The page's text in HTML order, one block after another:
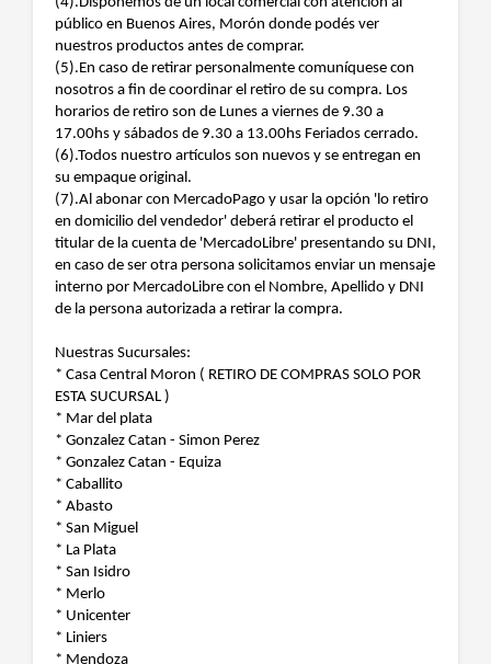
público en Buenos Aires, Morón donde podés ver
nuestros productos antes de comprar.
(5).En caso de retirar personalmente comuníquese con
nosotros a fin de coordinar el retiro de su compra. Los
horarios de retiro son de Lunes a viernes de 9.30 a
17.00hs y sábados de 9.30 a 13.00hs Feriados cerrado.
(6).Todos nuestro artículos son nuevos y se entregan en
su empaque original.
(7).Al abonar con MercadoPago y usar la opción 'lo retiro
en domicilio del vendedor' deberá retirar el producto el
titular de la cuenta de 'MercadoLibre' presentando su DNI,
en caso de ser otra persona solicitamos enviar un mensaje
interno por MercadoLibre con el Nombre, Apellido y DNI
de la persona autorizada a retirar la compra.
Nuestras Sucursales:
* Casa Central Moron ( RETIRO DE COMPRAS SOLO POR
ESTA SUCURSAL )
* Mar del plata
* Gonzalez Catan - Simon Perez
* Gonzalez Catan - Equiza
* Caballito
* Abasto
* San Miguel
* La Plata
* San Isidro
* Merlo
* Unicenter
* Liniers
* Mendoza